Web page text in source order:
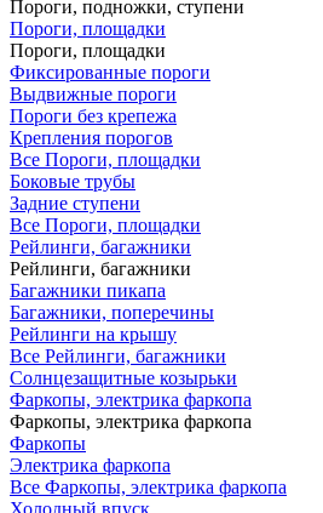
Пороги, подножки, ступени
Пороги, площадки
Пороги, площадки
Фиксированные пороги
Выдвижные пороги
Пороги без крепежа
Крепления порогов
Все Пороги, площадки
Боковые трубы
Задние ступени
Все Пороги, площадки
Рейлинги, багажники
Рейлинги, багажники
Багажники пикапа
Багажники, поперечины
Рейлинги на крышу
Все Рейлинги, багажники
Солнцезащитные козырьки
Фаркопы, электрика фаркопа
Фаркопы, электрика фаркопа
Фаркопы
Электрика фаркопа
Все Фаркопы, электрика фаркопа
Холодный впуск